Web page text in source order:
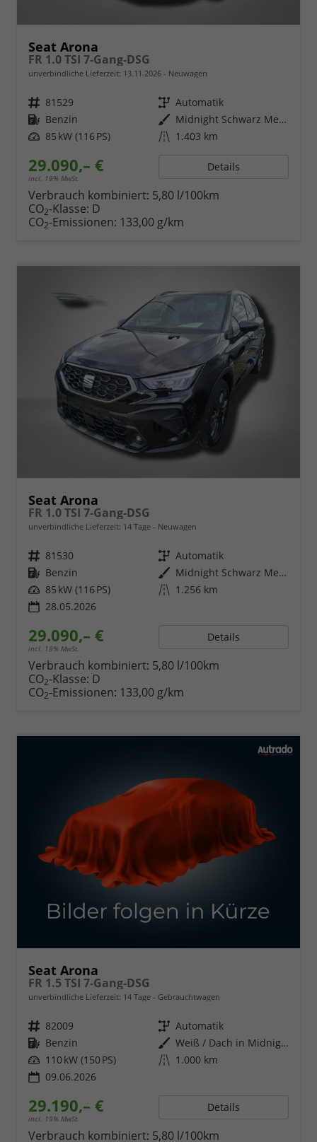
Seat Arona
FR 1.0 TSI 7-Gang-DSG
unverbindliche Lieferzeit: 13.11.2026 Neuwagen
Fahrzeugnr. 81529 Getriebe Automatik
Kraftstoff Benzin Außenfarbe
Midnight Schwarz Metallic
Leistung 85 kW (116 PS) Kilometerstand 1.403 km
29.090,– €
incl. 19% MwSt.
Details
Verbrauch kombiniert: 5,80 l/100km
CO2-Klasse: D
CO2-Emissionen: 133,00 g/km
Seat Arona
FR 1.0 TSI 7-Gang-DSG
unverbindliche Lieferzeit: 14 Tage Neuwagen
Fahrzeugnr. 81530 Getriebe Automatik
Kraftstoff Benzin Außenfarbe
Midnight Schwarz Metallic
Leistung 85 kW (116 PS) Kilometerstand 1.256 km
28.05.2026
29.090,– €
incl. 19% MwSt.
Details
Verbrauch kombiniert: 5,80 l/100km
CO2-Klasse: D
CO2-Emissionen: 133,00 g/km
Seat Arona
FR 1.5 TSI 7-Gang-DSG
unverbindliche Lieferzeit: 14 Tage Gebrauchtwagen
Fahrzeugnr. 82009 Getriebe Automatik
Kraftstoff Benzin Außenfarbe
Weiß / Dach in Midnight Schwarz
Leistung 110 kW (150 PS) Kilometerstand 1.000 km
09.06.2026
29.190,– €
incl. 19% MwSt.
Details
Verbrauch kombiniert: 5,80 l/100km